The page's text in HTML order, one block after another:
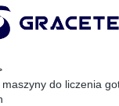
do liczenia